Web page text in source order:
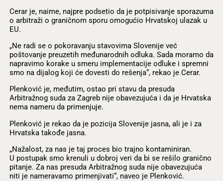
Cerar je, naime, najpre podsetio da je potpisivanje sporazuma
o arbitraži o graničnom sporu omogućio Hrvatskoj ulazak u
EU.
„Ne radi se o pokoravanju stavovima Slovenije već
poštovanje preuzetih međunarodnih odluka. Sada moramo da
napravimo korake u smeru implementacije odluke i spremni
smo na dijalog koji će dovesti do rešenja“, rekao je Cerar.
Plenković je, međutim, ostao pri stavu da presuda
Arbitražnog suda za Zagreb nije obavezujuća i da je Hrvatska
nema nameru da primenjuje.
Plenković je rekao da je pozicija Slovenije jasna, ali je i za
Hrvatska takođe jasna.
„Nažalost, za nas je taj proces bio trajno kontaminiran.
U postupak smo krenuli u dobroj veri da bi se rešilo granično
pitanje. Za nas presuda Arbitražnog suda nije obavezujuća
niti je nameravamo primenjivati“, naveo je Plenković.